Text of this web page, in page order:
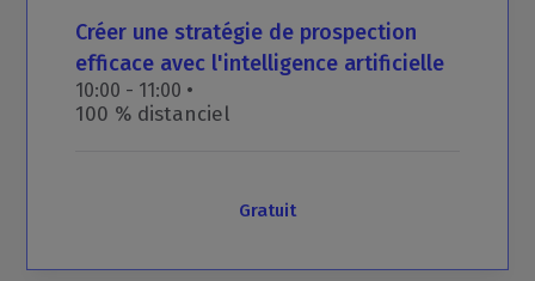
Créer une stratégie de prospection
efficace avec l'intelligence artificielle
10:00 - 11:00 •
100 % distanciel
Gratuit